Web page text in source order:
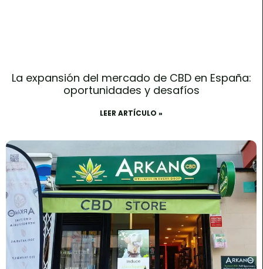
La expansión del mercado de CBD en España:
oportunidades y desafíos
LEER ARTÍCULO »